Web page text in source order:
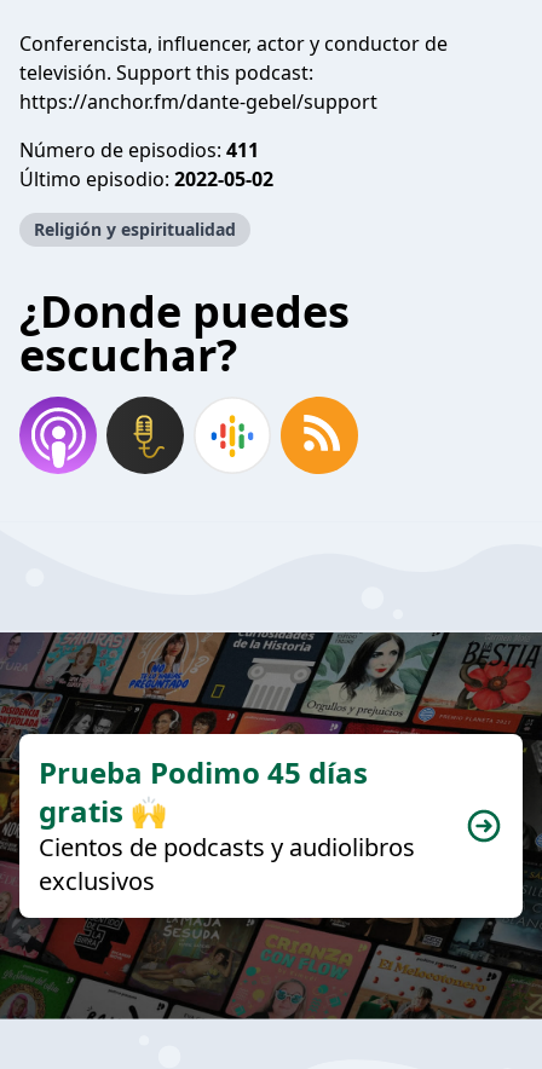
Conferencista, influencer, actor y conductor de
televisión. Support this podcast:
https://anchor.fm/dante-gebel/support
Número de episodios: 411
Último episodio: 2022-05-02
Religión y espiritualidad
¿Donde puedes
escuchar?
Prueba Podimo 45 días
gratis 🙌
Cientos de podcasts y audiolibros
exclusivos